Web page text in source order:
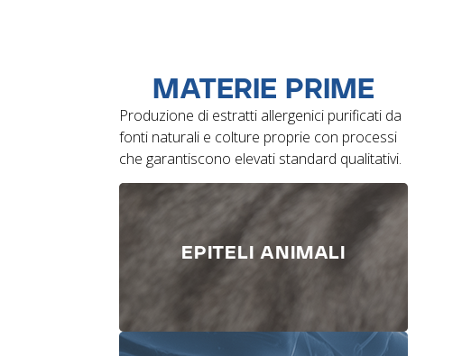
MATERIE PRIME
Produzione di estratti allergenici purificati da
fonti naturali e colture proprie con processi
che garantiscono elevati standard qualitativi.
EPITELI ANIMALI